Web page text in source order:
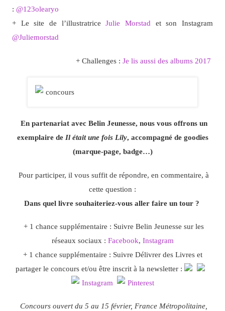
: @123olearyo
+ Le site de l’illustratriceJulie Morstad et son Instagram
@Juliemorstad
+ Challenges : Je lis aussi des albums 2017
En partenariat avec Belin Jeunesse, nous vous offrons un
exemplaire deIl était une fois Lily, accompagné de goodies
(marque-page, badge…)
Pour participer, il vous suffit de répondre, en commentaire, à
cette question :
Dans quel livre souhaiteriez-vous aller faire un tour ?
+ 1 chance supplémentaire : Suivre Belin Jeunesse sur les
réseaux sociaux : Facebook, Instagram
+ 1 chance supplémentaire : Suivre Délivrer des Livres et
partager le concours et/ou être inscrit à la newsletter :
Concours ouvert du 5 au 15 février, France Métropolitaine,